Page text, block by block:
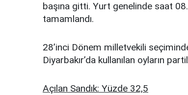
başına gitti. Yurt genelinde saat
tamamlandı.
28’inci Dönem milletvekili
Diyarbakır’da kullanılan oyların
Açılan Sandık: Yüzde 32,5